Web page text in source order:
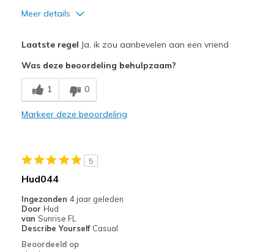
Meer details
Breathe Well
Comfortable
Beste toepassingen
Going Out
Width
Laatste regel Ja, ik zou aanbevelen aan een vriend
Was deze beoordeling behulpzaam?
1 0
Markeer deze beoordeling
5
Hud044
Ingezonden 4 jaar geleden
Door Hud
van Sunrise FL
Describe Yourself Casual
Beoordeeld op